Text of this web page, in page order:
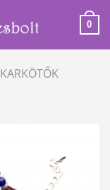
0
KARKÖTŐK